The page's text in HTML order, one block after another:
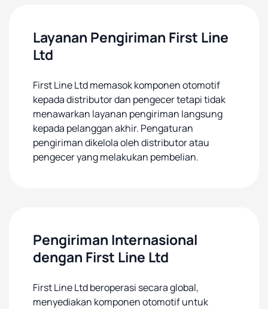
Layanan Pengiriman First Line
Ltd
First Line Ltd memasok komponen otomotif
kepada distributor dan pengecer tetapi tidak
menawarkan layanan pengiriman langsung
kepada pelanggan akhir. Pengaturan
pengiriman dikelola oleh distributor atau
pengecer yang melakukan pembelian.
Pengiriman Internasional
dengan First Line Ltd
First Line Ltd beroperasi secara global,
menyediakan komponen otomotif untuk